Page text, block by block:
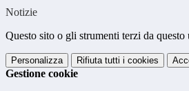
Notizie
Questo sito o gli strumenti terzi da
Personalizza Rifiuta tutti i cookies
Gestione cookie